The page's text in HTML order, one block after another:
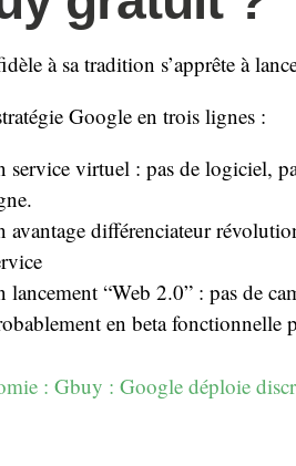
à sa tradition s’apprête à
Google en trois lignes :
service virtuel : pas de logiciel,
avantage différenciateur
lancement “Web 2.0” : pas de
en beta fonctionnelle
: Gbuy : Google déploie